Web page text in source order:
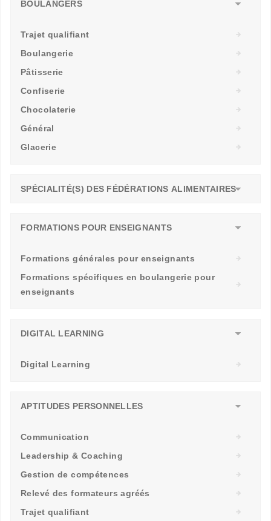
BOULANGERS
Trajet qualifiant
Boulangerie
Pâtisserie
Confiserie
Chocolaterie
Général
Glacerie
SPÉCIALITÉ(S) DES FÉDÉRATIONS ALIMENTAIRES
FORMATIONS POUR ENSEIGNANTS
Formations générales pour enseignants
Formations spécifiques en boulangerie pour
enseignants
DIGITAL LEARNING
Digital Learning
APTITUDES PERSONNELLES
Communication
Leadership & Coaching
Gestion de compétences
Relevé des formateurs agréés
Trajet qualifiant